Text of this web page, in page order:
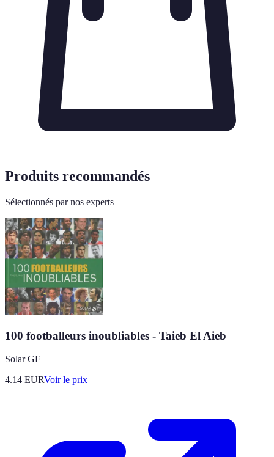
Produits recommandés
Sélectionnés par nos experts
100 footballeurs inoubliables - Taieb El Aieb
Solar GF
4.14 EURVoir le prix